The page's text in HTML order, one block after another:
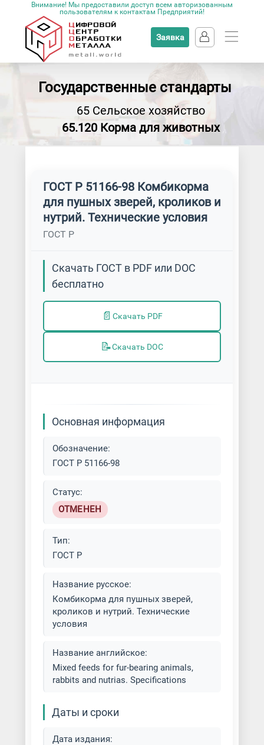
Внимание! Мы предоставили доступ всем авторизованным
пользователям к контактам Предприятий!
Заявка
Государственные стандарты
65 Сельское хозяйство
65.120 Корма для животных
ГОСТ Р 51166-98 Комбикорма
для пушных зверей, кроликов и
нутрий. Технические условия
ГОСТ Р
Скачать ГОСТ в PDF или DOC
бесплатно
📄 Скачать PDF
📝Скачать DOC
Основная информация
Обозначение:
ГОСТ Р 51166-98
Статус:
ОТМЕНЕН
Тип:
ГОСТ Р
Название русское:
Комбикорма для пушных зверей,
кроликов и нутрий. Технические
условия
Название английское:
Mixed feeds for fur-bearing animals,
rabbits and nutrias. Specifications
Даты и сроки
Дата издания: